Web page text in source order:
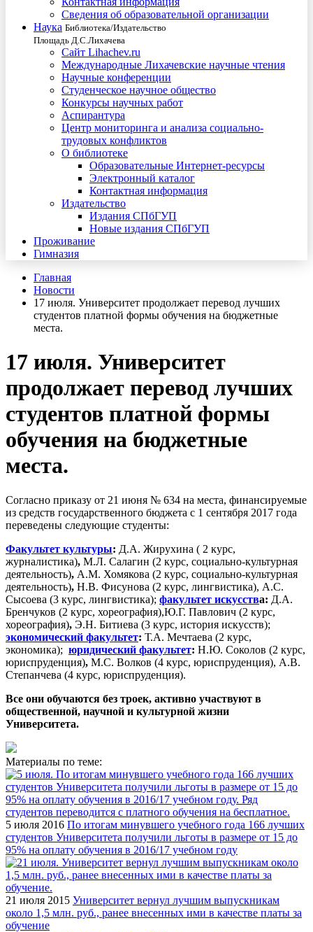
Сведения об образовательной организации
Наука Библиотека/Издательство
Площадь Д.С.Лихачева
Сайт Lihachev.ru
Международные Лихачевские научные чтения
Научные конференции
Студенческое научное общество
Конкурсы научных работ
Аспирантура
Центр мониторинга и анализа социально-
трудовых конфликтов
О библиотеке
Образовательные Интернет-ресурсы
Электронный каталог
Контактная информация
Издательство
Издания СПбГУП
Новые издания СПбГУП
Проживание
Гимназия
Главная
Новости
17 июля. Университет продолжает перевод лучших
студентов платной формы обучения на бюджетные
места.
17 июля. Университет
продолжает перевод лучших
студентов платной формы
обучения на бюджетные
места.
Согласно приказу от 21 июня № 634 на места, финансируемые
из средств государственного бюджета с 1 сентября 2017 года
переведены следующие студенты:
Факультет культуры: Д.А. Жирухина ( 2 курс,
журналистика), М.Л. Салагин (2 курс, социально-культурная
деятельность), А.М. Хомякова (2 курс, социально-культурная
деятельность), Н.В. Фисунова (2 курс, лингвистика), А.С.
Cысоева (3 курс, лингвистика); факультет искусства: Д.А.
Бренчуков (2 курс, хореография),Ю.Г. Павлович (2 курс,
хореография), Э.Н. Битиева (3 курс, история искусств);
экономический факультет: Т.А. Мечтаева (2 курс,
экономика); юридический факультет: Н.Ю. Соколов (2 курс,
юриспруденция), М.С. Волков (4 курс, юриспруденция), А.В.
Степанчева (4 курс, юриспруденция).
Все они обучаются без троек, активно участвуют в
общественной, научной и культурной жизни
Университета.
Материалы по теме:
5 июля 2016 По итогам минувшего учебного года 166 лучших
студентов Университета получили льготы в размере от 15 до
95% на оплату обучения в 2016/17 учебном году
21 июля 2015 Университет вернул лучшим выпускникам
около 1,5 млн. руб., ранее внесенных ими в качестве платы за
обучение